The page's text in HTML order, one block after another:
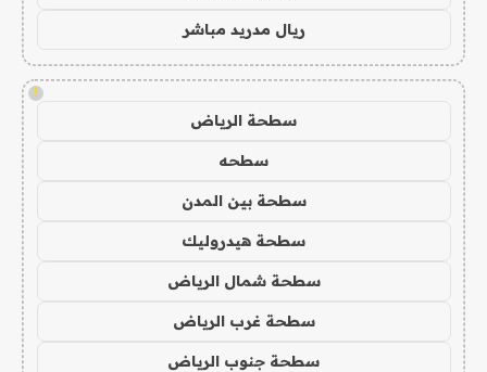
ريال مدريد مباشر
!
سطحة الرياض
سطحه
سطحة بين المدن
سطحة هيدروليك
سطحة شمال الرياض
سطحة غرب الرياض
سطحة جنوب الرياض